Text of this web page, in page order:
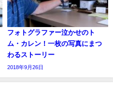
フォトグラファー泣かせのト
ム・カレン！一枚の写真にまつ
わるストーリー
2018年9月26日